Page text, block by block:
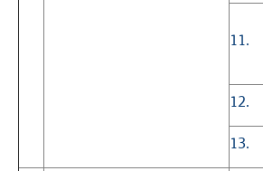
11.
12.
13.